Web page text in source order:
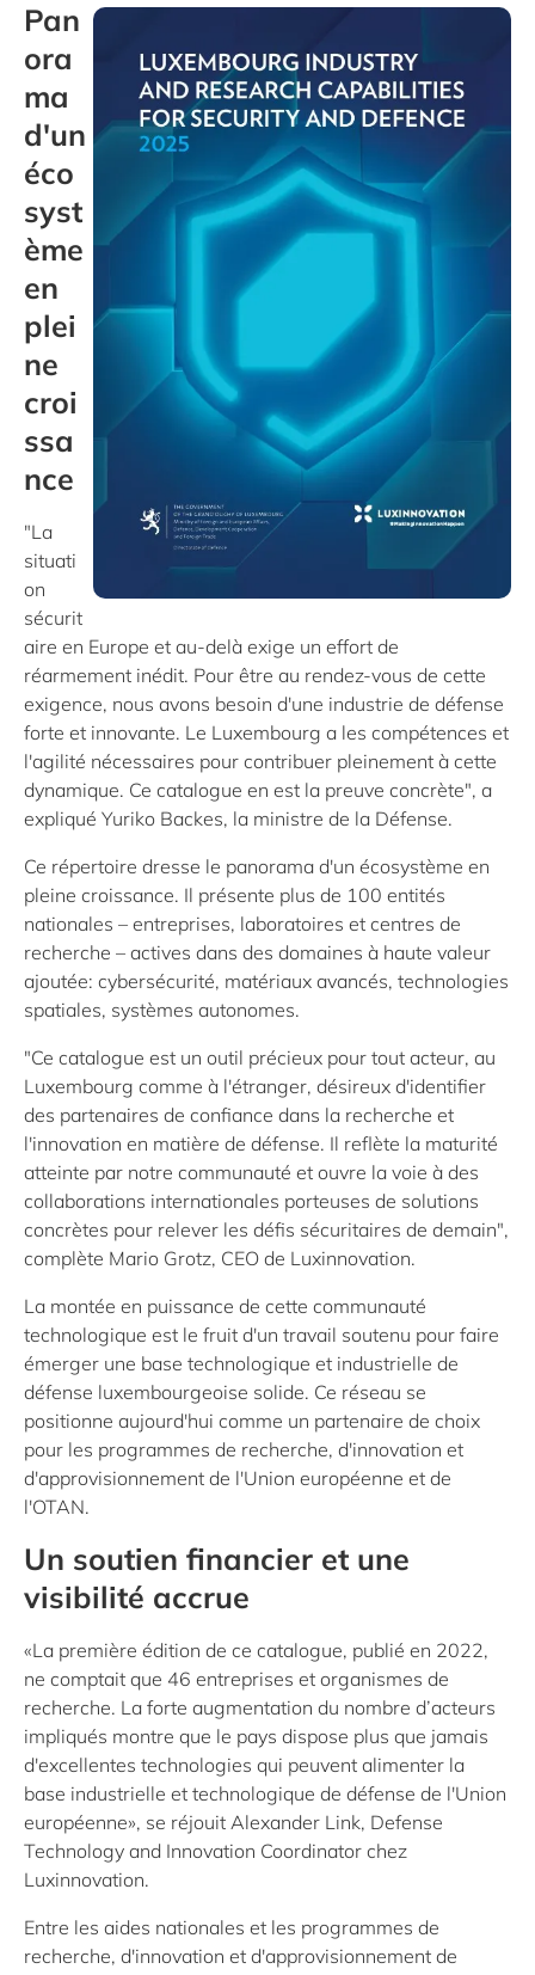
Pan
ora
ma
d'un
éco
syst
ème
en
plei
ne
croi
ssa
nce
"La
situati
on
sécurit
aire en Europe et au-delà exige un effort de
réarmement inédit. Pour être au rendez-vous de cette
exigence, nous avons besoin d'une industrie de défense
forte et innovante. Le Luxembourg a les compétences et
l'agilité nécessaires pour contribuer pleinement à cette
dynamique. Ce catalogue en est la preuve concrète", a
expliqué Yuriko Backes, la ministre de la Défense.
Ce répertoire dresse le panorama d'un écosystème en
pleine croissance. Il présente plus de 100 entités
nationales – entreprises, laboratoires et centres de
recherche – actives dans des domaines à haute valeur
ajoutée: cybersécurité, matériaux avancés, technologies
spatiales, systèmes autonomes.
"Ce catalogue est un outil précieux pour tout acteur, au
Luxembourg comme à l'étranger, désireux d'identifier
des partenaires de confiance dans la recherche et
l'innovation en matière de défense. Il reflète la maturité
atteinte par notre communauté et ouvre la voie à des
collaborations internationales porteuses de solutions
concrètes pour relever les défis sécuritaires de demain",
complète Mario Grotz, CEO de Luxinnovation.
La montée en puissance de cette communauté
technologique est le fruit d'un travail soutenu pour faire
émerger une base technologique et industrielle de
défense luxembourgeoise solide. Ce réseau se
positionne aujourd'hui comme un partenaire de choix
pour les programmes de recherche, d'innovation et
d'approvisionnement de l'Union européenne et de
l'OTAN.
Un soutien financier et une
visibilité accrue
«La première édition de ce catalogue, publié en 2022,
ne comptait que 46 entreprises et organismes de
recherche. La forte augmentation du nombre d’acteurs
impliqués montre que le pays dispose plus que jamais
d'excellentes technologies qui peuvent alimenter la
base industrielle et technologique de défense de l'Union
européenne», se réjouit Alexander Link, Defense
Technology and Innovation Coordinator chez
Luxinnovation.
Entre les aides nationales et les programmes de
recherche, d'innovation et d'approvisionnement de